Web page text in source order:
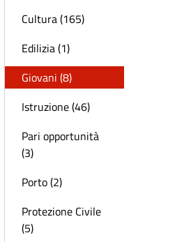
Cultura (165)
Edilizia (1)
Giovani (8)
Istruzione (46)
Pari opportunità
(3)
Porto (2)
Protezione Civile
(5)